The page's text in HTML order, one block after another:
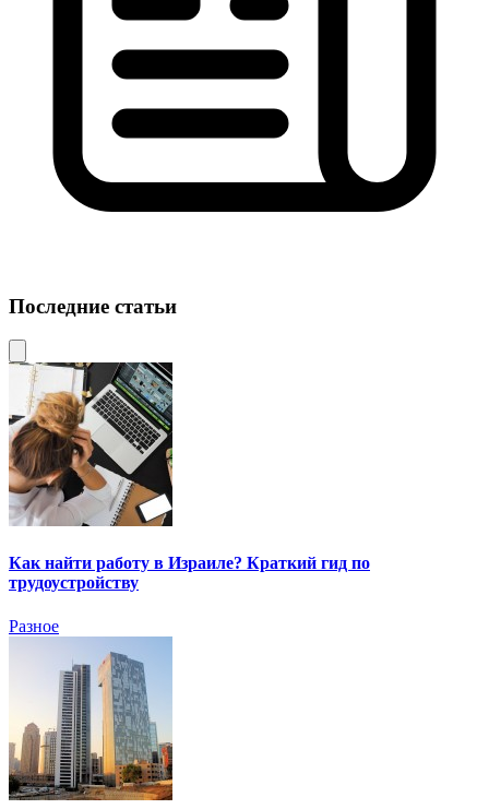
Последние статьи
Как найти работу в Израиле? Краткий гид по
трудоустройству
Разное